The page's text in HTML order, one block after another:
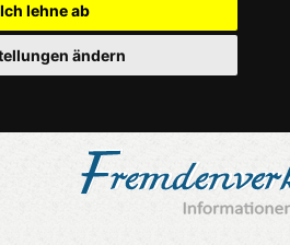
Ich lehne ab
ändern